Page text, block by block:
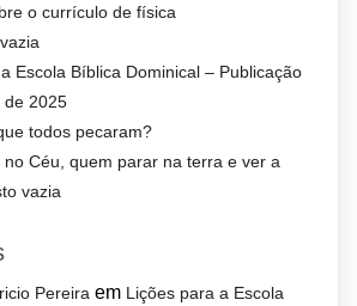
o currículo de física
Escola Bíblica Dominical – Publicação
de 2025
todos pecaram?
no Céu, quem parar na terra e ver a
vazia
Pereira em Lições para a Escola